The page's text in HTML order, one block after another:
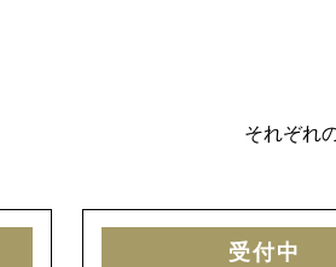
それぞれ
受付中